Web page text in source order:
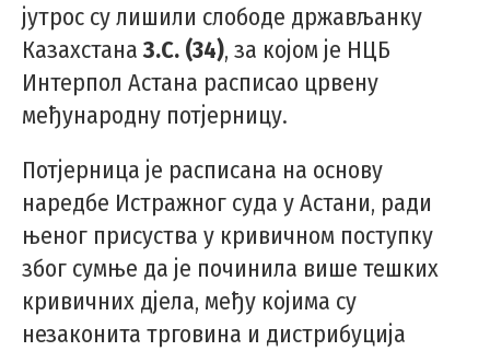
јутрос су лишили слободе држављанку
Казахстана З.С. (34), за којом је НЦБ
Интерпол Астана расписао црвену
међународну потјерницу.
Потјерница је расписана на основу
наредбе Истражног суда у Астани, ради
њеног присуства у кривичном поступку
због сумње да је починила више тешких
кривичних дјела, међу којима су
незаконита трговина и дистрибуција